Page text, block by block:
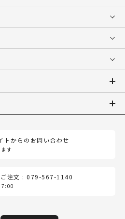
トからのお問い合わせ
す
ご注文 : 079-567-1140